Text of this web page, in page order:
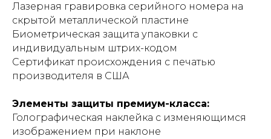
Лазерная гравировка серийного номера на
скрытой металлической пластине
Биометрическая защита упаковки с
индивидуальным штрих-кодом
Сертификат происхождения с печатью
производителя в США
Элементы защиты премиум-класса:
Голографическая наклейка с изменяющимся
изображением при наклоне